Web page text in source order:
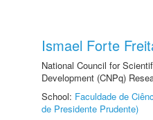
Ismael Forte
National Council for
Development (CNPq)
School: Faculdade de
de Presidente Prudente)